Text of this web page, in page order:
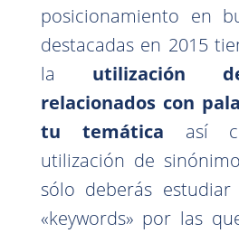
posicionamiento en
destacadas en 2015
la utilización
relacionados con
tu temática así
utilización de
sólo deberás
«keywords» por las